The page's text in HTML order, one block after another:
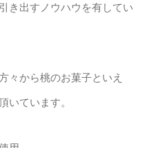
き出すノウハウを有してい
々から桃のお菓子といえ
いています。